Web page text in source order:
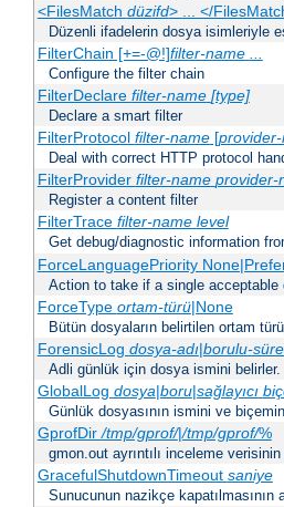
<FilesMatch düzifd> ... </
Düzenli ifadelerin dosya isimleriyle
FilterChain [+=-@!]filter-name ...
Configure the filter chain
FilterDeclare filter-name [type]
Declare a smart filter
FilterProtocol filter-name[
Deal with correct HTTP protocol
FilterProvider filter-name provider-
Register a content filter
FilterTrace filter-name level
Get debug/diagnostic information
ForceLanguagePriority
Action to take if a single acceptable
ForceType ortam-türü|None
Bütün dosyaların belirtilen ortam
ForensicLog dosya-adı|borulu-
Adli günlük için dosya ismini belirler.
GlobalLog dosya|boru|sağlayıcı
Günlük dosyasının ismini ve
GprofDir/tmp/gprof/|/tmp/gprof/%
gmon.out ayrıntılı inceleme
GracefulShutdownTimeout saniye
Sunucunun nazikçe